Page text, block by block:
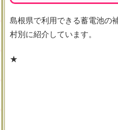
島根県で利用できる蓄電池の
村別に紹介しています。
★